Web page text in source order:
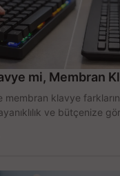
mi, Membran
klavye
ve bütçenize